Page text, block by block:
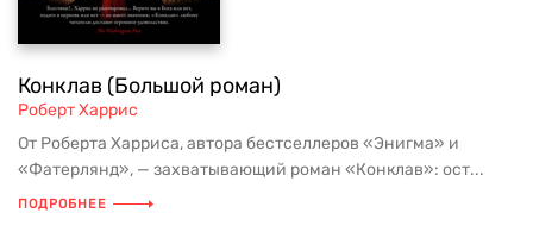
Конклав (Большой роман)
Роберт Харрис
От Роберта Харриса, автора бестселлеров «Энигма» и
«Фатерлянд», — захватывающий роман «Конклав»: ост...
ПОДРОБНЕЕ